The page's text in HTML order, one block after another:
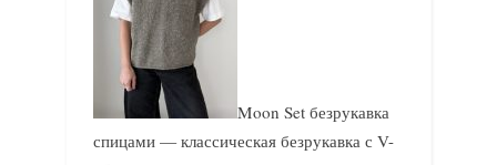
Moon Set безрукавка
спицами — классическая безрукавка с V-